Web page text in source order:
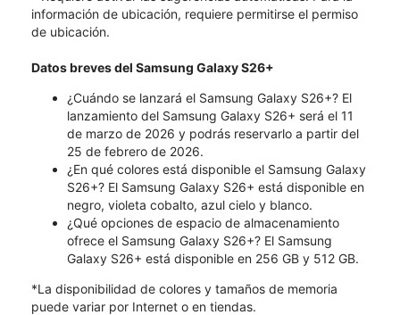
información de ubicación, requiere permitirse el permiso
de ubicación.
Datos breves del Samsung Galaxy S26+
¿Cuándo se lanzará el Samsung Galaxy S26+? El
lanzamiento del Samsung Galaxy S26+ será el 11
de marzo de 2026 y podrás reservarlo a partir del
25 de febrero de 2026.
¿En qué colores está disponible el Samsung Galaxy
S26+? El Samsung Galaxy S26+ está disponible en
negro, violeta cobalto, azul cielo y blanco.
¿Qué opciones de espacio de almacenamiento
ofrece el Samsung Galaxy S26+? El Samsung
Galaxy S26+ está disponible en 256 GB y 512 GB.
*La disponibilidad de colores y tamaños de memoria
puede variar por Internet o en tiendas.